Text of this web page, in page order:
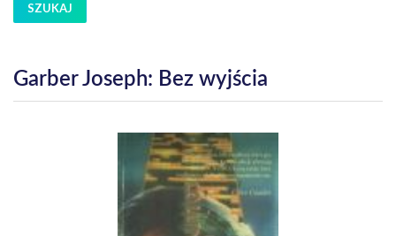
SZUKAJ
Garber Joseph: Bez wyjścia